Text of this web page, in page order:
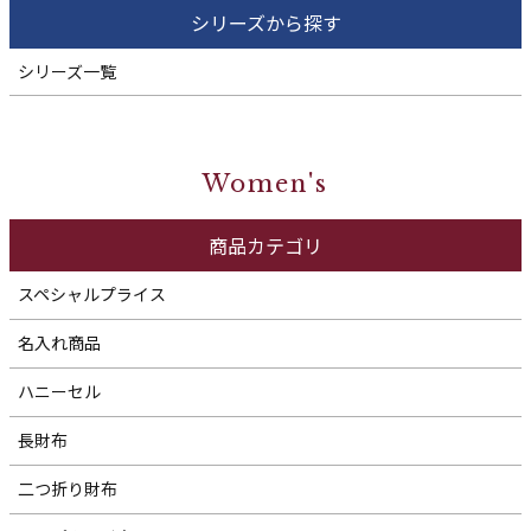
シリーズから探す
シリーズ一覧
Women's
商品カテゴリ
スペシャルプライス
名入れ商品
ハニーセル
長財布
二つ折り財布